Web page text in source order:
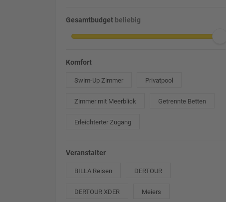
Gesamtbudget beliebig
Komfort
Swim-Up Zimmer Privatpool
Zimmer mit Meerblick Getrennte Betten
Erleichterter Zugang
Veranstalter
BILLA Reisen DERTOUR
DERTOUR XDER Meiers